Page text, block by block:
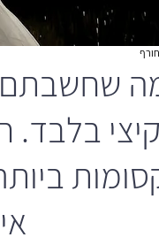
שחשבתם